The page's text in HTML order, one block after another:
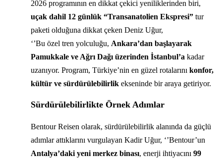
2026 programının en dikkat çekici yeniliklerinden biri,
uçak dahil 12 günlük “Transanatolien Ekspresi” tur
paketi olduğuna dikkat çeken Deniz Uğur,
‘’Bu özel tren yolculuğu, Ankara’dan başlayarak
Pamukkale ve Ağrı Dağı üzerinden İstanbul’a kadar
uzanıyor. Program, Türkiye’nin en güzel rotalarını konfor,
kültür ve sürdürülebilirlik ekseninde bir araya getiriyor.
Sürdürülebilirlikte Örnek Adımlar
Bentour Reisen olarak, sürdürülebilirlik alanında da güçlü
adımlar attıklarını vurgulayan Kadir Uğur, ‘’Bentour’un
Antalya’daki yeni merkez binası, enerji ihtiyacını 99